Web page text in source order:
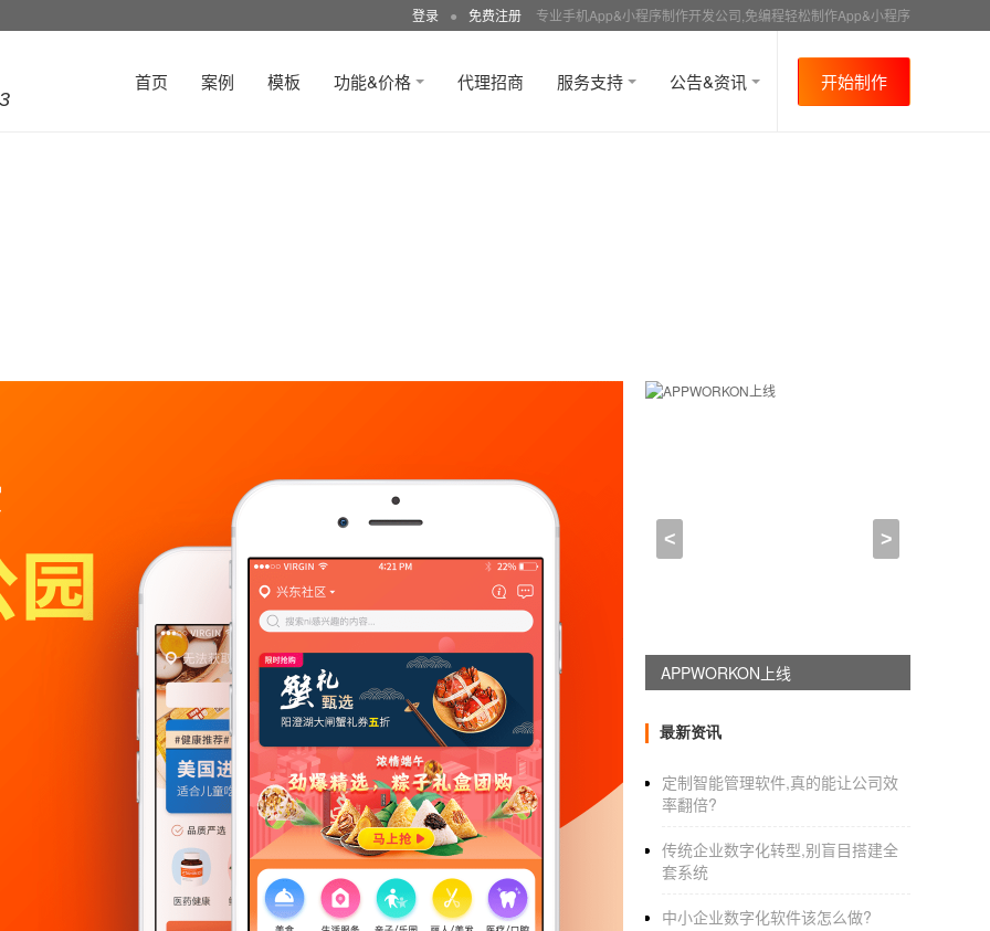
登录 ● 免费注册 专业手机App&小程序制作开发公司,免编程轻松制作App&小程序
首页 案例 模板 功能&价格 代理招商 服务支持 公告&资讯 开始制作
2022-01-08 15:00:00
每个人可能对社区和团购，的模式略知一二
1.使用社区团购软件有什么好处？
提货、售后服务等重要环节。对于店主来说
< >
APPWORKON上线
最新资讯
定制智能管理软件,真的能让公司效
率翻倍?
传统企业数字化转型,别盲目搭建全
套系统
中小企业数字化软件该怎么做?